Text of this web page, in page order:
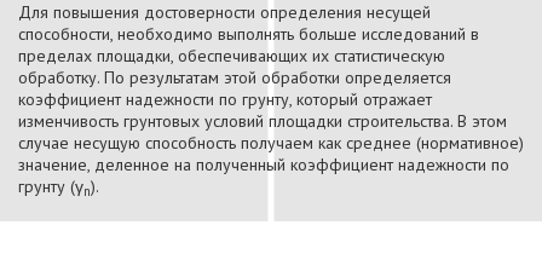
Для повышения достоверности определения несущей
способности, необходимо выполнять больше исследований в
пределах площадки, обеспечивающих их статистическую
обработку. По результатам этой обработки определяется
коэффициент надежности по грунту, который отражает
изменчивость грунтовых условий площадки строительства. В этом
случае несущую способность получаем как среднее (нормативное)
значение, деленное на полученный коэффициент надежности по
грунту (γn).